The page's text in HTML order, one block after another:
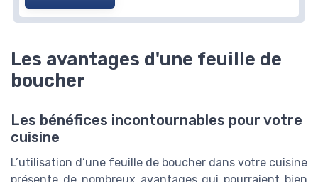
Les avantages d'une feuille de
boucher
Les bénéfices incontournables pour votre
cuisine
L’utilisation d’une feuille de boucher dans votre cuisine